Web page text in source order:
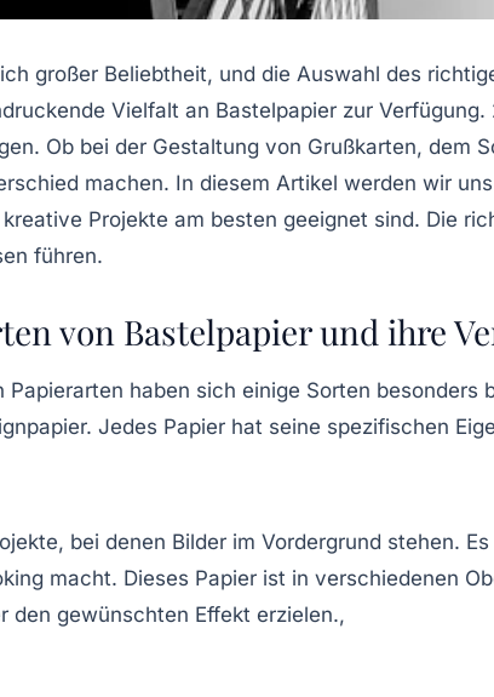
großer Beliebtheit, und die Auswahl des
Vielfalt an Bastelpapier zur
Ob bei der Gestaltung von Grußkarten, dem
machen. In diesem Artikel werden wir
Projekte am besten geeignet sind. Die
führen.
von Bastelpapier und ihre
Papierarten haben sich einige Sorten besonders
Jedes Papier hat seine spezifischen
bei denen Bilder im Vordergrund stehen.
macht. Dieses Papier ist in verschiedenen
den gewünschten Effekt erzielen.,